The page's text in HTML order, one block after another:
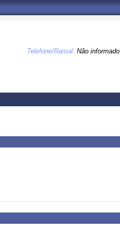
Telefone/Ramal: Não informado